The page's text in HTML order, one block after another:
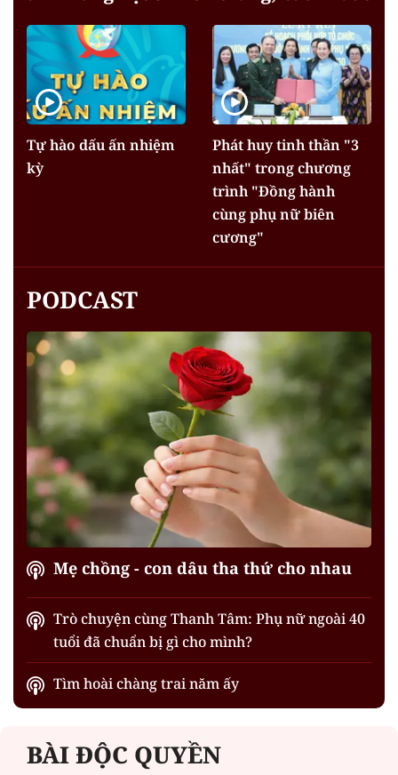
Tự hào dấu ấn nhiệm
kỳ
Phát huy tinh thần "3
nhất" trong chương
trình "Đồng hành
cùng phụ nữ biên
cương"
PODCAST
Mẹ chồng - con dâu tha thứ cho nhau
Trò chuyện cùng Thanh Tâm: Phụ nữ ngoài 40
tuổi đã chuẩn bị gì cho mình?
Tìm hoài chàng trai năm ấy
BÀI ĐỘC QUYỀN